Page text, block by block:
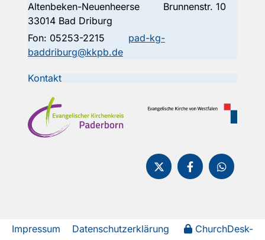
Altenbeken-Neuenheerse Brunnenstr. 10
33014 Bad Driburg
Fon: 05253-2215
pad-kg-
baddriburg@kkpb.de
Kontakt
Impressum Datenschutzerklärung ChurchDesk-